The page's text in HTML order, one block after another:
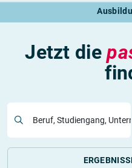
Jetzt die
Beruf, Studiengang,